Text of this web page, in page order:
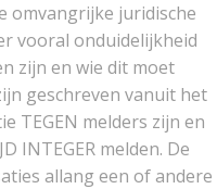
omvangrijke juridische
vooral onduidelijkheid
zijn en wie dit moet
geschreven vanuit het
TEGEN melders zijn en
INTEGER melden. De
allang een of andere